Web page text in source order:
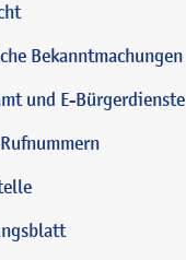
Bekanntmachungen
und E-Bürgerdienste